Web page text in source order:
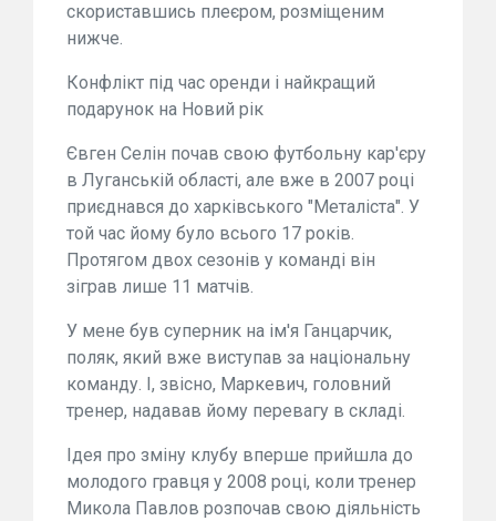
скориставшись плеєром, розміщеним
нижче.
Конфлікт під час оренди і найкращий
подарунок на Новий рік
Євген Селін почав свою футбольну кар'єру
в Луганській області, але вже в 2007 році
приєднався до харківського "Металіста". У
той час йому було всього 17 років.
Протягом двох сезонів у команді він
зіграв лише 11 матчів.
У мене був суперник на ім'я Ганцарчик,
поляк, який вже виступав за національну
команду. І, звісно, Маркевич, головний
тренер, надавав йому перевагу в складі.
Ідея про зміну клубу вперше прийшла до
молодого гравця у 2008 році, коли тренер
Микола Павлов розпочав свою діяльність